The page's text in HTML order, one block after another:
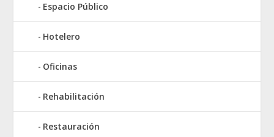
Espacio Público
Hotelero
Oficinas
Rehabilitación
Restauración